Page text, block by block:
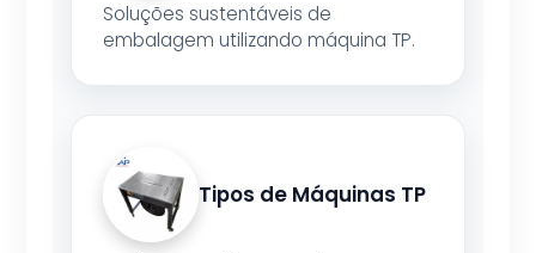
Soluções sustentáveis de
embalagem utilizando máquina TP.
Tipos de Máquinas TP